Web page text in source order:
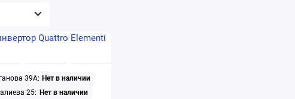
39А: Нет в наличии
25: Нет в наличии